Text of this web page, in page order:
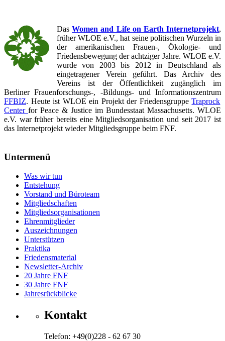
Das Women and Life on Earth Internetprojekt,
früher WLOE e.V., hat seine politischen Wurzeln in
der amerikanischen Frauen-, Ökologie- und
Friedensbewegung der achtziger Jahre. WLOE e.V.
wurde von 2003 bis 2012 in Deutschland als
eingetragener Verein geführt. Das Archiv des
Vereins ist
der Öffentlichkeit zugänglich im
Berliner Frauenforschungs-, -Bildungs- und Informationszentrum
FFBIZ. Heute ist WLOE ein Projekt der FriedensgruppeTraprock
Center for Peace & Justice im Bundesstaat Massachusetts. WLOE
e.V. war früher bereits eine Mitgliedsorganisation und seit 2017 ist
das Internetprojekt wieder Mitgliedsgruppe beim FNF.
Untermenü
Was wir tun
Entstehung
Vorstand und Büroteam
Mitgliedschaften
Mitgliedsorganisationen
Ehrenmitglieder
Auszeichnungen
Unterstützen
Praktika
Friedensmaterial
Newsletter-Archiv
20 Jahre FNF
30 Jahre FNF
Jahresrückblicke
Kontakt
Telefon: +49(0)228 - 62 67 30